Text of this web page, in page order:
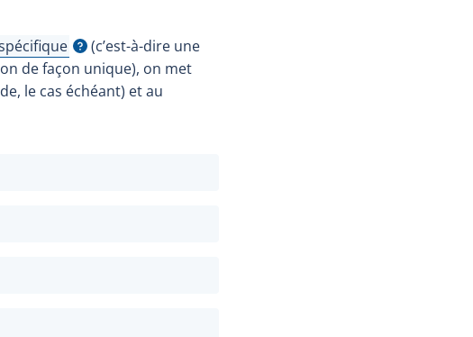
l'infobulle(c’est-à-dire une
de façon unique), on met
le cas échéant) et au